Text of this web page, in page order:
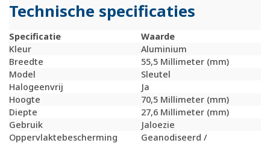
Technische specificaties
Specificatie
Waarde
Kleur
Aluminium
Breedte
55,5 Millimeter (mm)
Model
Sleutel
Halogeenvrij
Ja
Hoogte
70,5 Millimeter (mm)
Diepte
27,6 Millimeter (mm)
Gebruik
Jaloezie
Oppervlaktebescherming
Geanodiseerd /